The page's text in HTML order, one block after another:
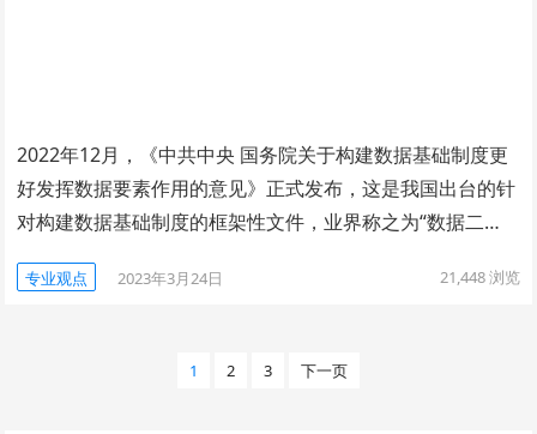
2022年12月，《中共中央 国务院关于构建数据基础制度更
好发挥数据要素作用的意见》正式发布，这是我国出台的针
对构建数据基础制度的框架性文件，业界称之为“数据二…
专业观点 2023年3月24日 21,448浏览
1 2 3 下一页